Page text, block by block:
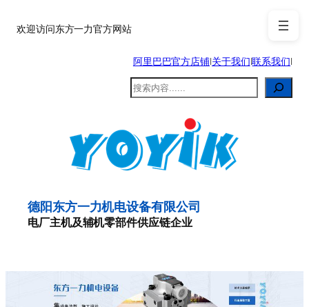
至欢迎访问东方一力官方网站
阿里巴巴官方店铺|关于我们|联系我们|
搜
索
德阳东方一力机电设备有限公司
电厂主机及辅机零部件供应链企业